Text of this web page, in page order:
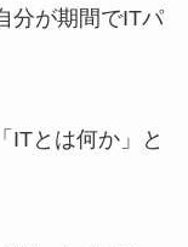
分が期間でITパ
ITとは何か」と